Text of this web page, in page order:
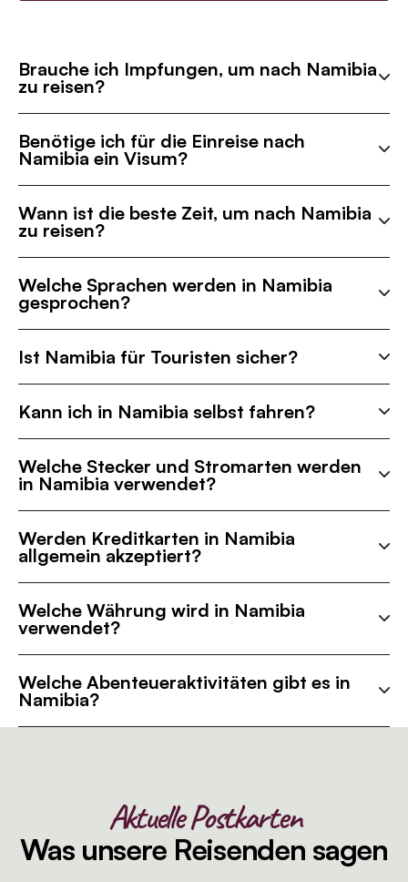
Brauche ich Impfungen, um nach Namibia
zu reisen?
Benötige ich für die Einreise nach
Namibia ein Visum?
Wann ist die beste Zeit, um nach Namibia
zu reisen?
Welche Sprachen werden in Namibia
gesprochen?
Ist Namibia für Touristen sicher?
Kann ich in Namibia selbst fahren?
Welche Stecker und Stromarten werden
in Namibia verwendet?
Werden Kreditkarten in Namibia
allgemein akzeptiert?
Welche Währung wird in Namibia
verwendet?
Welche Abenteueraktivitäten gibt es in
Namibia?
Aktuelle Postkarten
Was unsere Reisenden sagen